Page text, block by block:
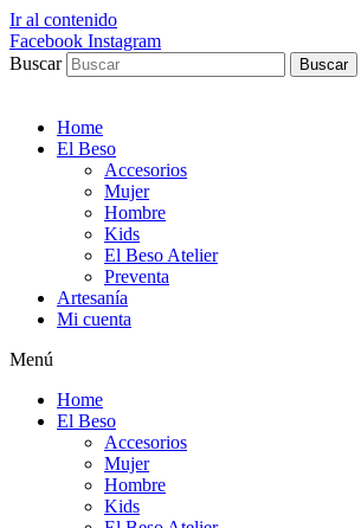
Ir al contenido
Facebook Instagram
Buscar
Buscar
Home
El Beso
Accesorios
Mujer
Hombre
Kids
El Beso Atelier
Preventa
Artesanía
Mi cuenta
Menú
Home
El Beso
Accesorios
Mujer
Hombre
Kids